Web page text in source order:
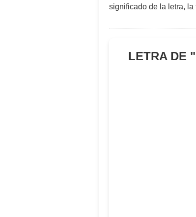
significado de la letra,
LETRA DE "